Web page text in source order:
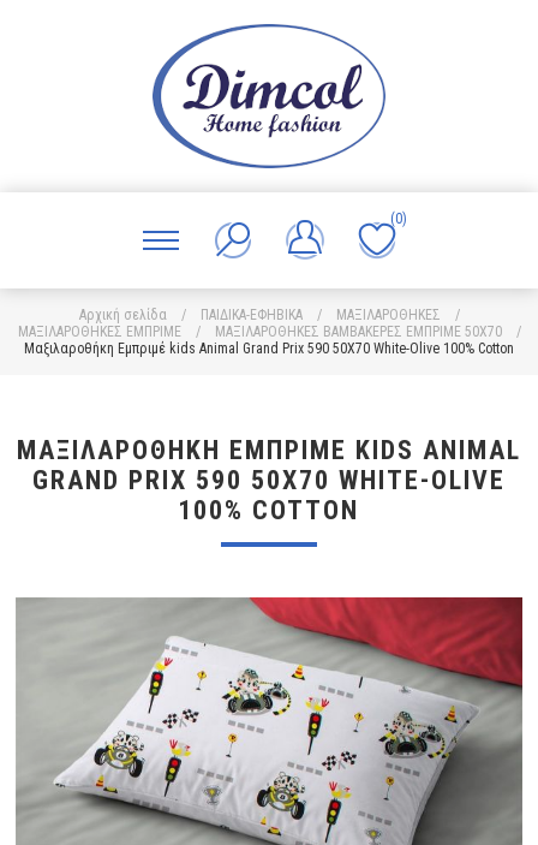
(0)
Αρχική σελίδα / ΠΑΙΔΙΚΑ-ΕΦΗΒΙΚΑ / ΜΑΞΙΛΑΡΟΘΗΚΕΣ
/
ΜΑΞΙΛΑΡΟΘΗΚΕΣ ΕΜΠΡΙΜΕ
/ ΜΑΞΙΛΑΡΟΘΗΚΕΣ ΒΑΜΒΑΚΕΡΕΣ ΕΜΠΡΙΜΕ 50X70
/
Μαξιλαροθήκη Εμπριμέ kids Animal Grand Prix 590 50X70 White-Olive 100% Cotton
ΜΑΞΙΛΑΡΟΘΉΚΗ ΕΜΠΡΙΜΈ KIDS ANIMAL
GRAND PRIX 590 50X70 WHITE-OLIVE
100% COTTON